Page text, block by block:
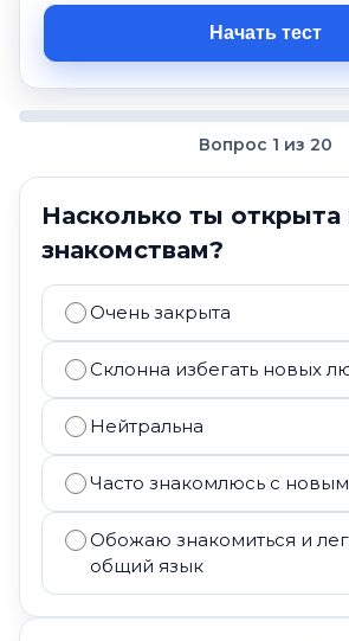
Начать тест
Вопрос 1 из 20
Насколько ты
знакомствам?
Очень закрыта
Склонна избегать новых
Нейтральна
Часто знакомлюсь с
Обожаю знакомиться и
общий язык